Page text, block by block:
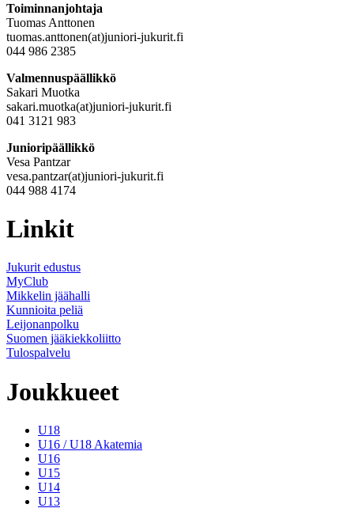
Toiminnanjohtaja
Tuomas Anttonen
tuomas.anttonen(at)juniori-jukurit.fi
044 986 2385
Valmennuspäällikkö
Sakari Muotka
sakari.muotka(at)juniori-jukurit.fi
041 3121 983
Junioripäällikkö
Vesa Pantzar
vesa.pantzar(at)juniori-jukurit.fi
044 988 4174
Linkit
Jukurit edustus
MyClub
Mikkelin jäähalli
Kunnioita peliä
Leijonanpolku
Suomen jääkiekkoliitto
Tulospalvelu
Joukkueet
U18
U16 / U18 Akatemia
U16
U15
U14
U13